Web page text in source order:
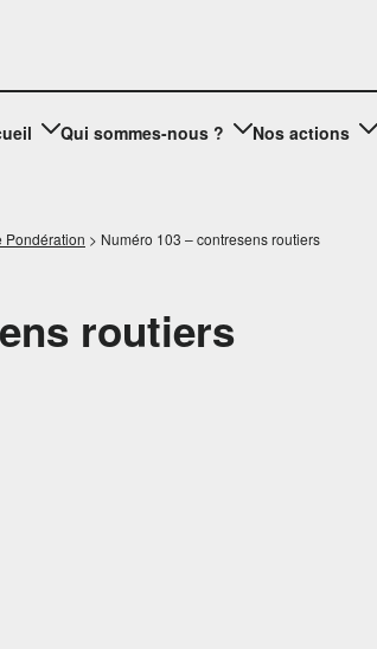
Qui sommes-nous ? Nos actions
Pondération > Numéro 103 – contresens routiers
routiers